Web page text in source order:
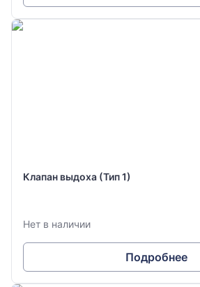
Клапан выдоха (Тип 1)
Нет в наличии
Подробнее